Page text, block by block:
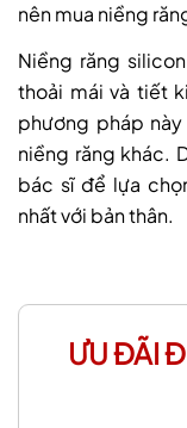
nên mua niềng
Niềng răng
thoải mái và tiết
phương pháp
niềng răng khác.
bác sĩ để lựa
nhất với bản thân.
ƯU ĐÃI